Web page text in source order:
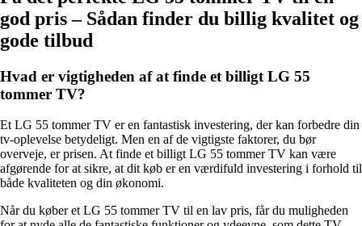
god pris – Sådan finder du billig kvalitet og
gode tilbud
Hvad er vigtigheden af at finde et billigt LG 55
tommer TV?
Et LG 55 tommer TV er en fantastisk investering, der kan forbedre din
tv-oplevelse betydeligt. Men en af de vigtigste faktorer, du bør
overveje, er prisen. At finde et billigt LG 55 tommer TV kan være
afgørende for at sikre, at dit køb er en værdifuld investering i forhold til
både kvaliteten og din økonomi.
Når du køber et LG 55 tommer TV til en lav pris, får du muligheden